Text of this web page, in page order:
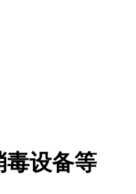
毒设备等